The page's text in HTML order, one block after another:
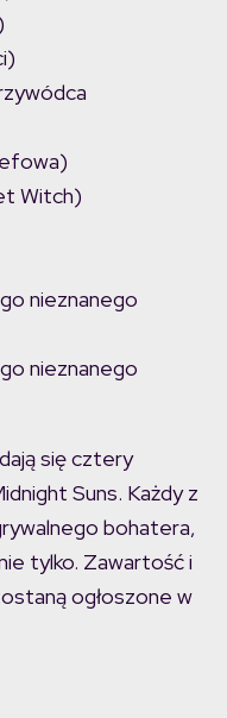
Witch)
nieznanego
nieznanego
się cztery
Suns. Każdy z
bohatera,
tylko. Zawartość i
ogłoszone w